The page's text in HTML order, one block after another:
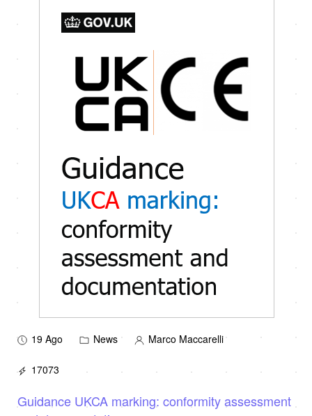
19 Ago News Marco Maccarelli
17073
Guidance UKCA marking: conformity assessment